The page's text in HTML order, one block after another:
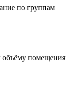
по группам
объёму помещения